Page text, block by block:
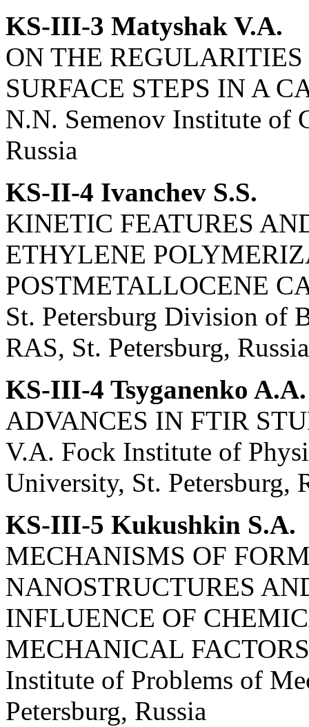
KS-III-3 Matyshak V.A.
ON THE
SURFACE STEPS IN A
N.N. Semenov Institute of
Russia
KS-II-4 Ivanchev S.S.
KINETIC FEATURES
ETHYLENE
POSTMETALLOCENE
St. Petersburg Division of
RAS, St. Petersburg, Russia
KS-III-4 Tsyganenko A.A.
ADVANCES IN FTIR
V.A. Fock Institute of
University, St. Petersburg,
KS-III-5 Kukushkin S.A.
MECHANISMS OF
NANOSTRUCTURES
INFLUENCE OF
MECHANICAL FACTORS
Institute of Problems of
Petersburg, Russia